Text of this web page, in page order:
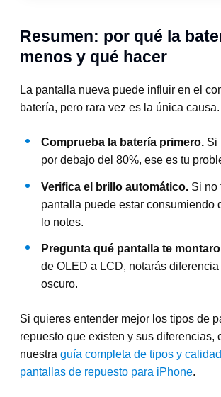
Resumen: por qué la
menos y qué hacer
La pantalla nueva puede influir en el
batería, pero rara vez es la única
Comprueba la batería primero. Si
por debajo del 80%, ese es tu
Verifica el brillo automático. Si no
pantalla puede estar consumiendo
lo notes.
Pregunta qué pantalla te
de OLED a LCD, notarás
oscuro.
Si quieres entender mejor los tipos de
repuesto que existen y sus diferencias,
nuestra guía completa de tipos y
pantallas de repuesto para iPhone.